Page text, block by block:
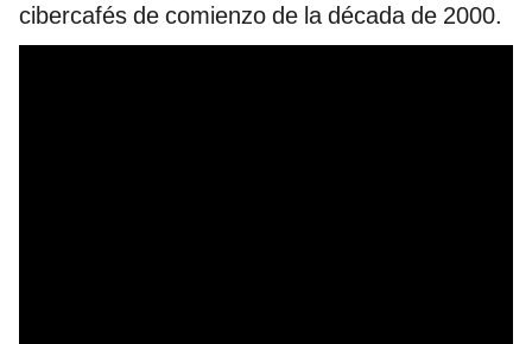
cibercafés de comienzo de la década de 2000.